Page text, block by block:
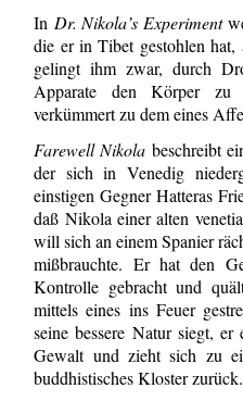
In Dr. Nikola’s Experiment
die er in Tibet gestoh­len
gelingt ihm zwar, durch
Apparate den Körper zu
verkümmert zu dem eines
Farewell Nikolabeschreibt
der sich in Venedig
einstigen Gegner Hatteras
daß Nikola einer alten
will sich an einem Spanier
mißbrauchte. Er hat den
Kontrolle gebracht und
mittels eines ins Feuer
seine bessere Natur siegt,
Gewalt und zieht sich zu
buddhistisches Kloster zurück.